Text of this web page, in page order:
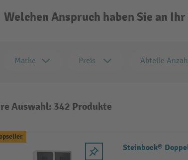
Welchen Anspruch haben Sie an
Marke Preis Abteile
Auswahl: 342 Produkte
Steinbock®